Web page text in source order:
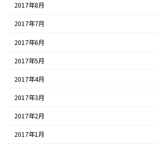
2017年8月
2017年7月
2017年6月
2017年5月
2017年4月
2017年3月
2017年2月
2017年1月